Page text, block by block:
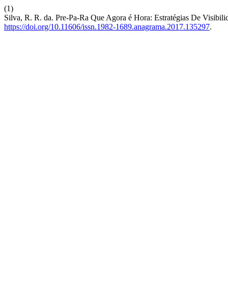
(1)
Silva, R. R. da. Pre-Pa-Ra Que Agora é Hora: Estratégias De
https://doi.org/10.11606/issn.1982-1689.anagrama.2017.135297.